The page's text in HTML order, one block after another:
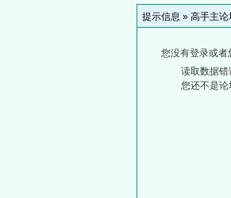
提示信息 » 高手主论
您没有登录或者
读取数据
您还不是